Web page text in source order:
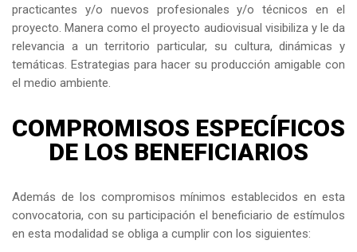
practicantes y/o nuevos profesionales y/o técnicos en el
proyecto. Manera como el proyecto audiovisual visibiliza y le da
relevancia a un territorio particular, su cultura, dinámicas y
temáticas. Estrategias para hacer su producción amigable con
el medio ambiente.
COMPROMISOS ESPECÍFICOS
DE LOS BENEFICIARIOS
Además de los compromisos mínimos establecidos en esta
convocatoria, con su participación el beneficiario de estímulos
en esta modalidad se obliga a cumplir con los siguientes: